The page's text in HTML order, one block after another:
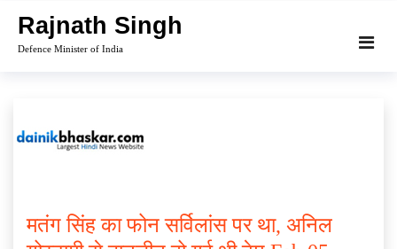
content
Rajnath Singh
Defence Minister of India
मतंग सिंह का फोन सर्विलांस पर था, अनिल